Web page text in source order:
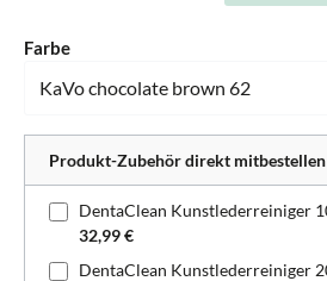
Farbeauswählen
Produkt-Zubehör direkt mitbestellen
32,99 €